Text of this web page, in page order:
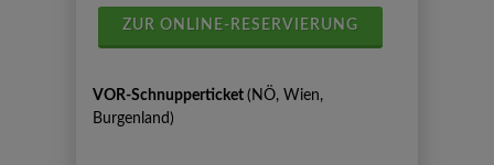
ZUR ONLINE-RESERVIERUNG
VOR-Schnupperticket (NÖ, Wien,
Burgenland)